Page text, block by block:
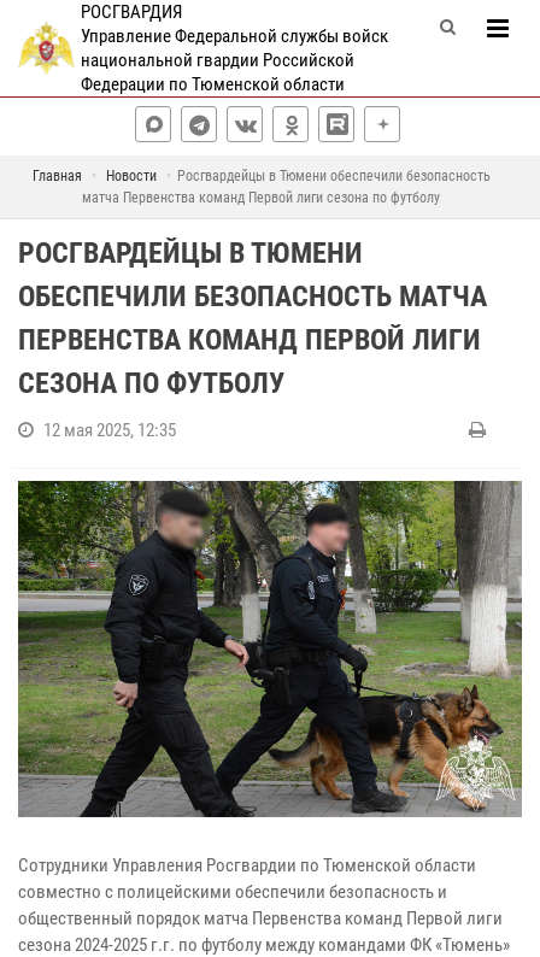
РОСГВАРДИЯ
Управление Федеральной службы войск
национальной гвардии Российской
Федерации по Тюменской области
Главная Новости
Росгвардейцы в Тюмени обеспечили безопасность
матча Первенства команд Первой лиги сезона по футболу
РОСГВАРДЕЙЦЫ В ТЮМЕНИ
ОБЕСПЕЧИЛИ БЕЗОПАСНОСТЬ МАТЧА
ПЕРВЕНСТВА КОМАНД ПЕРВОЙ ЛИГИ
СЕЗОНА ПО ФУТБОЛУ
12 мая 2025, 12:35
Сотрудники Управления Росгвардии по Тюменской области
совместно с полицейскими обеспечили безопасность и
общественный порядок матча Первенства команд Первой лиги
сезона 2024-2025 г.г. по футболу между командами ФК «Тюмень»